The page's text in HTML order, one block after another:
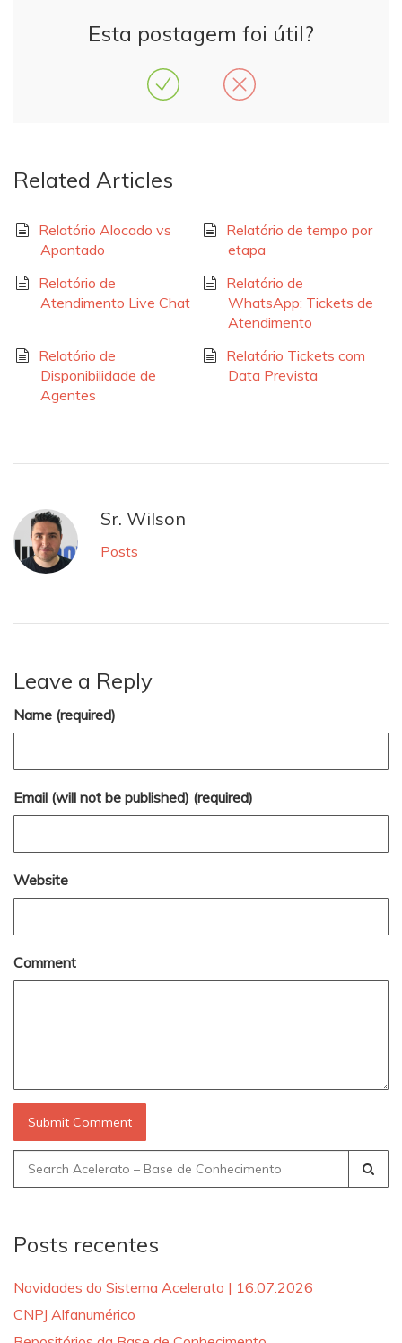
Esta postagem foi útil?
Related Articles
Relatório Alocado vs
Apontado
Relatório de tempo por
etapa
Relatório de
Atendimento Live Chat
Relatório de
WhatsApp: Tickets de
Atendimento
Relatório de
Disponibilidade de
Agentes
Relatório Tickets com
Data Prevista
Sr. Wilson
Posts
Leave a Reply
Name (required)
Email (will not be published) (required)
Website
Comment
Search
for:
Posts recentes
Novidades do Sistema Acelerato | 16.07.2026
CNPJ Alfanumérico